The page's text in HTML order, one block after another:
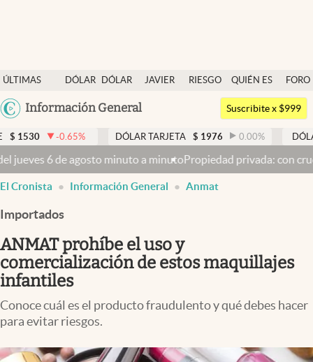
ÚLTIMAS
NOTICIAS
DÓLAR
DÓLAR
JAVIER
RIESGO
QUIÉN ES
QUIÉN
FORO
Argentina
México
Información General
Dólar
Members
Economía y Política
Finanzas y Mercados
Mercados Online
Negocios
Columnistas
Otras secciones
Infotechnology
Clase
Suscribite x $999
-0.65% DÓLAR TARJETA $ 1976 0.00% DÓLAR MEP $
a minutoPropiedad privada: con cruces y chicanas, el
El Cronista Información General Anmat
Importados
ANMAT prohíbe el uso y
comercialización de estos maquillajes
infantiles
Conoce cuál es el producto fraudulento y qué debes hacer
para evitar riesgos.